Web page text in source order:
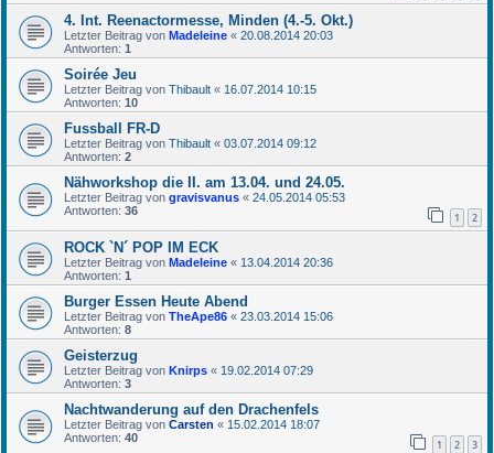
4. Int. Reenactormesse, Minden (4.-5. Okt.)
Letzter Beitrag von Madeleine « 20.08.2014 20:03
Antworten: 1
Soirée Jeu
Letzter Beitrag von Thibault « 16.07.2014 10:15
Antworten: 10
Fussball FR-D
Letzter Beitrag von Thibault « 03.07.2014 09:12
Antworten: 2
Nähworkshop die II. am 13.04. und 24.05.
Letzter Beitrag von gravisvanus « 24.05.2014 05:53
Antworten: 36 1 2
ROCK `N´ POP IM ECK
Letzter Beitrag von Madeleine « 13.04.2014 20:36
Antworten: 1
Burger Essen Heute Abend
Letzter Beitrag von TheApe86 « 23.03.2014 15:06
Antworten: 8
Geisterzug
Letzter Beitrag von Knirps « 19.02.2014 07:29
Antworten: 3
Nachtwanderung auf den Drachenfels
Letzter Beitrag von Carsten « 15.02.2014 18:07
Antworten: 40 1 2 3